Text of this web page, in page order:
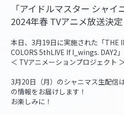
「アイドルマスター シャイ
2024年春 TVアニメ放送決定
本日、3月19日に実施された「THE
COLORS 5thLIVE If I_wings. DAY2
＜ TVアニメーションプロジェクト
3月20日（月）のシャニマス生配信
の情報をお届けします！
お楽しみに！